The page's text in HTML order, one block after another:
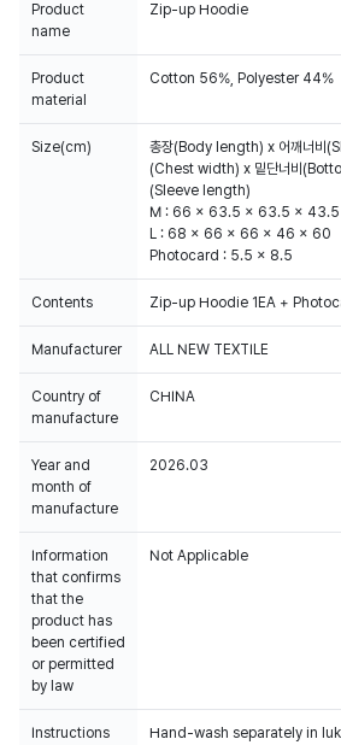
Product
name
Zip-up Hoodie
Product
material
Cotton 56%, Polyester 44%
Size(cm)
총장(Body length) x 어깨너비
(Chest width) x 밑단너비
(Sleeve length)
M : 66 x 63.5 x 63.5 x
L : 68 x 66 x 66 x 46 x 60
Photocard : 5.5 x 8.5
Contents Zip-up Hoodie 1EA +
Manufacturer ALL NEW TEXTILE
Country of
manufacture
CHINA
Year and
month of
manufacture
2026.03
Information
that confirms
that the
product has
been certified
or permitted
by law
Not Applicable
Instructions
Hand-wash separately in